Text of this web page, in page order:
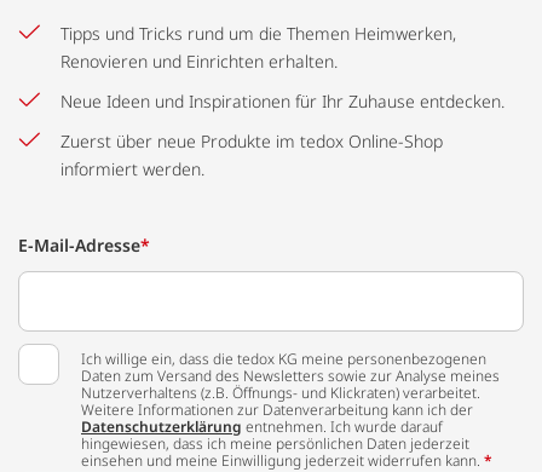
Tipps und Tricks rund um die Themen Heimwerken,
Renovieren und Einrichten erhalten.
Neue Ideen und Inspirationen für Ihr Zuhause entdecken.
Zuerst über neue Produkte im tedox Online-Shop
informiert werden.
E-Mail-Adresse*
Ich willige ein, dass die tedox KG meine personenbezogenen
Daten zum Versand des Newsletters sowie zur Analyse meines
Nutzerverhaltens (z.B. Öffnungs- und Klickraten) verarbeitet.
Weitere Informationen zur Datenverarbeitung kann ich der
Datenschutzerklärung entnehmen. Ich wurde darauf
hingewiesen, dass ich meine persönlichen Daten jederzeit
einsehen und meine Einwilligung jederzeit widerrufen kann. *